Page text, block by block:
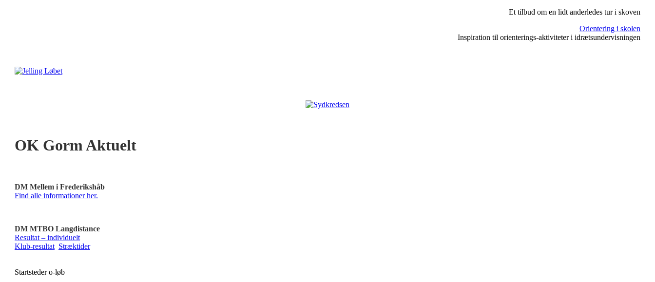
Et tilbud om en lidt anderledes tur i skoven
Orientering i skolen
Inspiration til orienterings-aktiviteter i idrætsundervisningen
OK Gorm Aktuelt
DM Mellem i Frederikshåb
Find alle informationer her.
DM MTBO Langdistance
Resultat – individuelt
Klub-resultat Stræktider
Startsteder o-løb